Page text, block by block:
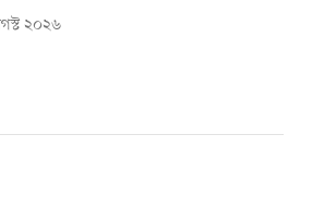
২০২৬